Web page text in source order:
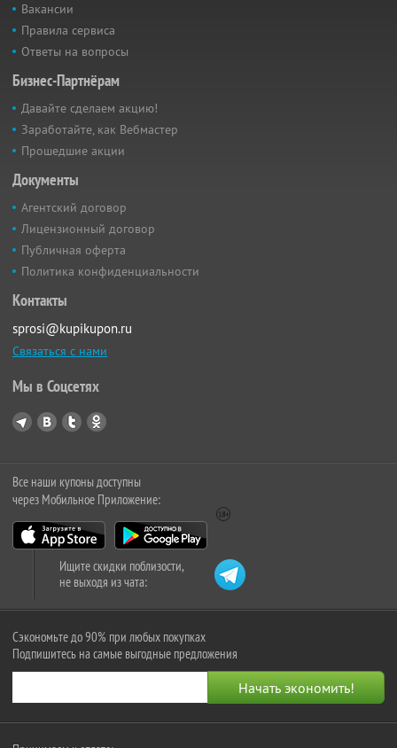
Вакансии
Правила сервиса
Ответы на вопросы
Бизнес-Партнёрам
Давайте сделаем акцию!
Заработайте, как Вебмастер
Прошедшие акции
Документы
Агентский договор
Лицензионный договор
Публичная оферта
Политика конфиденциальности
Контакты
sprosi@kupikupon.ru
Связаться с нами
Мы в Соцсетях
Все наши купоны доступны
через Мобильное Приложение:
Ищите скидки поблизости,
не выходя из чата:
Сэкономьте до 90% при любых покупках
Подпишитесь на самые выгодные предложения